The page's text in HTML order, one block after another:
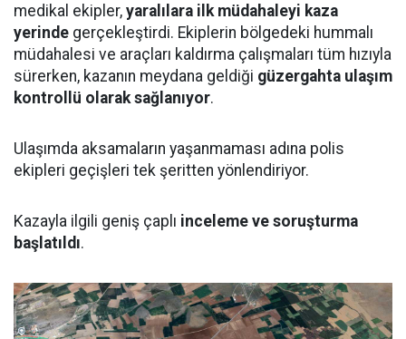
medikal ekipler, yaralılara ilk müdahaleyi kaza
yerinde gerçekleştirdi. Ekiplerin bölgedeki hummalı
müdahalesi ve araçları kaldırma çalışmaları tüm hızıyla
sürerken, kazanın meydana geldiği güzergahta ulaşım
kontrollü olarak sağlanıyor.
Ulaşımda aksamaların yaşanmaması adına polis
ekipleri geçişleri tek şeritten yönlendiriyor.
Kazayla ilgili geniş çaplı inceleme ve soruşturma
başlatıldı.